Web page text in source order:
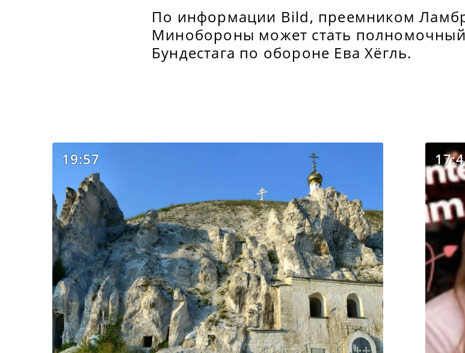
По информации Bild, преемником
Минобороны может стать полномочный
Бундестага по обороне Ева Хёгль.
19:57